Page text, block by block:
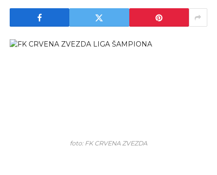
foto: FK CRVENA ZVEZDA